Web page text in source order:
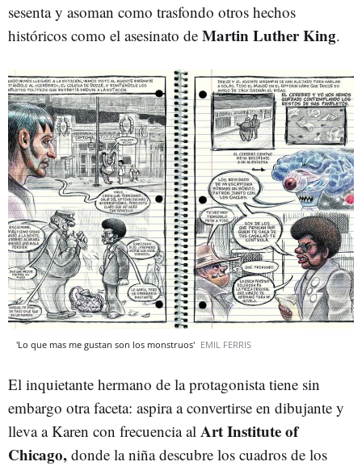
sesenta y asoman como trasfondo otros hechos
históricos como el asesinato de Martin Luther King.
'Lo que mas me gustan son los monstruos' EMIL FERRIS
El inquietante hermano de la protagonista tiene sin
embargo otra faceta: aspira a convertirse en dibujante y
lleva a Karen con frecuencia al Art Institute of
Chicago, donde la niña descubre los cuadros de los